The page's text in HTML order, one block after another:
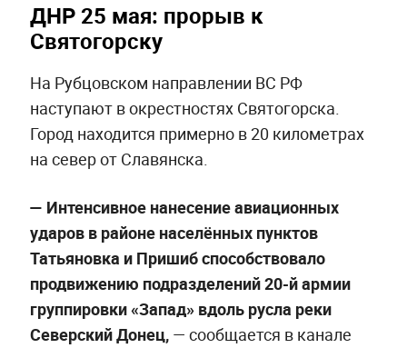
ДНР 25 мая: прорыв к
Святогорску
На Рубцовском направлении ВС РФ
наступают в окрестностях Святогорска.
Город находится примерно в 20 километрах
на север от Славянска.
— Интенсивное нанесение авиационных
ударов в районе населённых пунктов
Татьяновка и Пришиб способствовало
продвижению подразделений 20-й армии
группировки «Запад» вдоль русла реки
Северский Донец, — сообщается в канале